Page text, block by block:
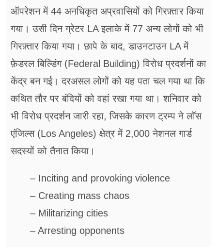
ऑपरेशन में 44 अनधिकृत अप्रवासियों को गिरफ़्तार किया
गया। उसी दिन ग्रेटर LA इलाके में 77 अन्य लोगों को भी
गिरफ़्तार किया गया। छापे के बाद, डाउनटाउन LA में
फ़ेडरल बिल्डिंग (Federal Building) विरोध प्रदर्शनों का
केंद्र बन गई। दरअसल लोगों को यह पता चल गया था कि
कथित तौर पर बंदियों को वहां रखा गया था। शनिवार को
भी विरोध प्रदर्शन जारी रहा, जिसके कारण ट्रम्प ने लॉस
एंजिल्स (Los Angeles) क्षेत्र में 2,000 नेशनल गार्ड
सदस्यों को तैनात किया।
– Inciting and provoking violence
– Creating mass chaos
– Militarizing cities
– Arresting opponents